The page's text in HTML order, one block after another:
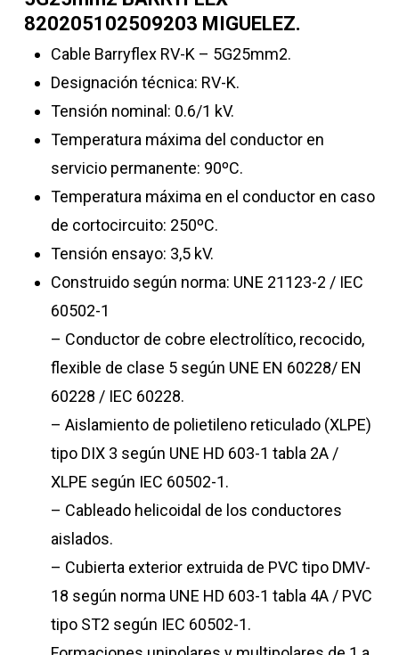
820205102509203 MIGUELEZ.
Cable Barryflex RV-K – 5G25mm2.
Designación técnica: RV-K.
Tensión nominal: 0.6/1 kV.
Temperatura máxima del conductor en
servicio permanente: 90ºC.
Temperatura máxima en el conductor en caso
de cortocircuito: 250ºC.
Tensión ensayo: 3,5 kV.
Construido según norma: UNE 21123-2 / IEC
60502-1
– Conductor de cobre electrolítico, recocido,
flexible de clase 5 según UNE EN 60228/ EN
60228 / IEC 60228.
– Aislamiento de polietileno reticulado (XLPE)
tipo DIX 3 según UNE HD 603-1 tabla 2A /
XLPE según IEC 60502-1.
– Cableado helicoidal de los conductores
aislados.
– Cubierta exterior extruida de PVC tipo DMV-
18 según norma UNE HD 603-1 tabla 4A / PVC
tipo ST2 según IEC 60502-1.